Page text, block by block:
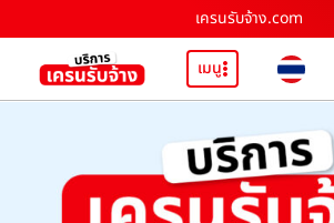
เครนรับจ้าง.com
เมนู